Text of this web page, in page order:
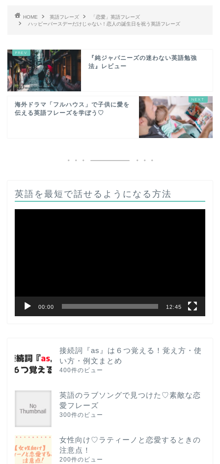
HOME 英語フレーズ
「恋愛」英語フレーズ
ハッピーバースデーだけじゃない！恋人の誕生日を祝う英語フレーズ
『純ジャパニーズの迷わない英語勉強
法』レビュー
海外ドラマ「フルハウス」で子供に愛を
伝える英語フレーズを学ぼう♡
英語を最短で話せるようになる方法
00:00 12:45
接続詞『as』は６つ覚える！覚え方・使
い方・例文まとめ
400件のビュー
英語のラブソングで見つけた♡素敵な恋
愛フレーズ
300件のビュー
女性向け♡ラティーノと恋愛するときの
注意点！
200件のビュー